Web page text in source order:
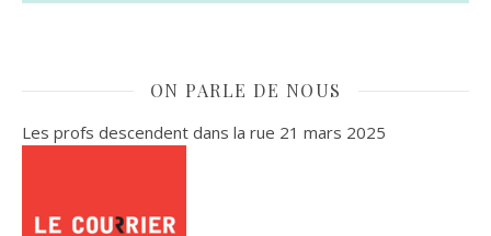
ON PARLE DE NOUS
Les profs descendent dans la rue 21 mars 2025